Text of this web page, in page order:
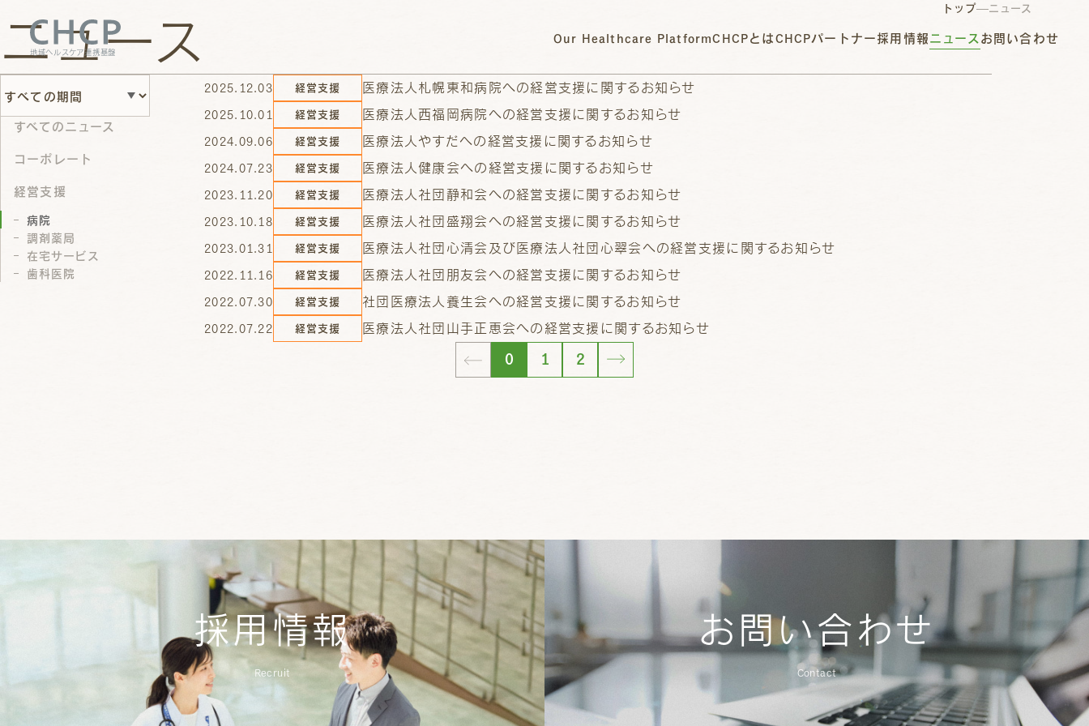
地域ヘルスケア連携基盤
Our Healthcare PlatformCHCPとはCHCPパートナー採用情報ニュースお問い合わせ
トップ ニュース
ニュース
すべてのニュース
コーポレート
経営支援
病院
調剤薬局
在宅サービス
歯科医院
2025.12.03 経営支援
医療法人札幌東和病院への経営支援に関するお知らせ
2025.10.01
経営支援
医療法人西福岡病院への経営支援に関するお知らせ
2024.09.06
経営支援
医療法人やすだへの経営支援に関するお知らせ
2024.07.23
経営支援
医療法人健康会への経営支援に関するお知らせ
2023.11.20
経営支援
医療法人社団静和会への経営支援に関するお知らせ
2023.10.18
経営支援
医療法人社団盛翔会への経営支援に関するお知らせ
2023.01.31
経営支援
医療法人社団心清会及び医療法人社団心翠会への経営支援に関するお知らせ
2022.11.16
経営支援
医療法人社団朋友会への経営支援に関するお知らせ
2022.07.30
経営支援
社団医療法人養生会への経営支援に関するお知らせ
2022.07.22
経営支援 医療法人社団山手正恵会への経営支援に関するお知らせ
0 1 2
採用情報
Recruit
お問い合わせ
Contact